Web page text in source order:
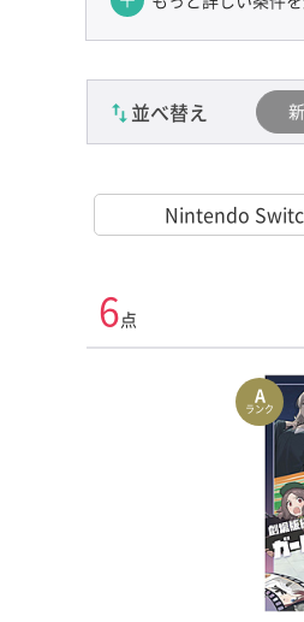
コントローラ
Nintendo
PlayStation 2
PlayStation
PlayStation
Wii Uソフト
並べ替え
Nintendo
6点
A
ランク